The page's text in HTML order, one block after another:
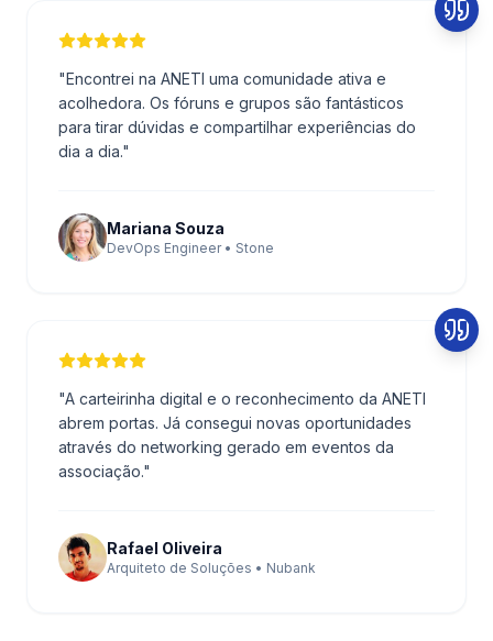
"Encontrei na ANETI uma comunidade ativa e
acolhedora. Os fóruns e grupos são fantásticos
para tirar dúvidas e compartilhar experiências do
dia a dia."
Mariana Souza
DevOps Engineer • Stone
"A carteirinha digital e o reconhecimento da ANETI
abrem portas. Já consegui novas oportunidades
através do networking gerado em eventos da
associação."
Rafael Oliveira
Arquiteto de Soluções • Nubank